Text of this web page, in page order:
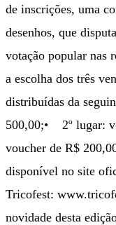
de inscrições, uma
desenhos, que
votação popular nas
a escolha dos três
distribuídas da
500,00;• 2º lugar:
voucher de R$
disponível no site
Tricofest:
novidade desta